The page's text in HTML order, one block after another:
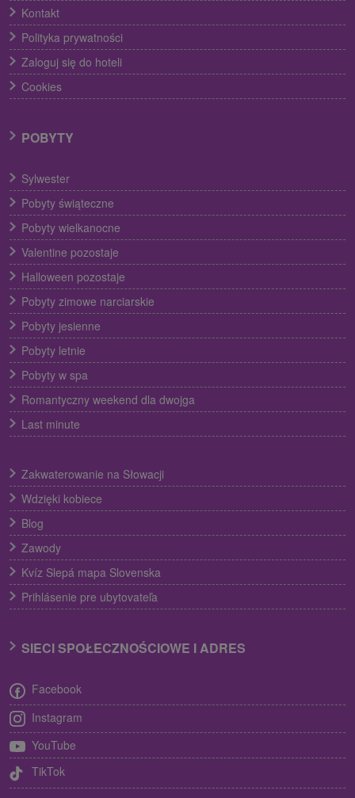
Kontakt
Polityka prywatności
Zaloguj się do hoteli
Cookies
POBYTY
Sylwester
Pobyty świąteczne
Pobyty wielkanocne
Valentine pozostaje
Halloween pozostaje
Pobyty zimowe narciarskie
Pobyty jesienne
Pobyty letnie
Pobyty w spa
Romantyczny weekend dla dwojga
Last minute
Zakwaterowanie na Słowacji
Wdzięki kobiece
Blog
Zawody
Kvíz Slepá mapa Slovenska
Prihlásenie pre ubytovateľa
SIECI SPOŁECZNOŚCIOWE I ADRES
Facebook
Instagram
YouTube
TikTok